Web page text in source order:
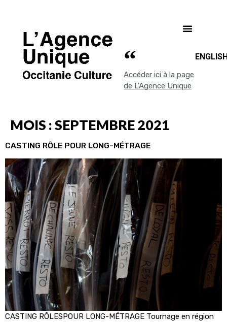
Accéder ici à la page
de L'Agence Unique
MOIS :SEPTEMBRE 2021
CASTING RÔLE POUR LONG-MÉTRAGE
CASTING RÔLESPOUR LONG-MÉTRAGE Tournage en région